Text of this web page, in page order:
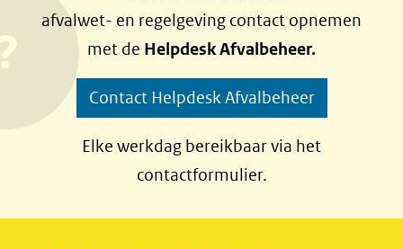
n
o
p
F
b
n
o
p
L
e
afvalwet- en regelgeving contact opnemen
met de Helpdesk Afvalbeheer.
Contact Helpdesk Afvalbeheer
Elke werkdag bereikbaar via het
contactformulier.